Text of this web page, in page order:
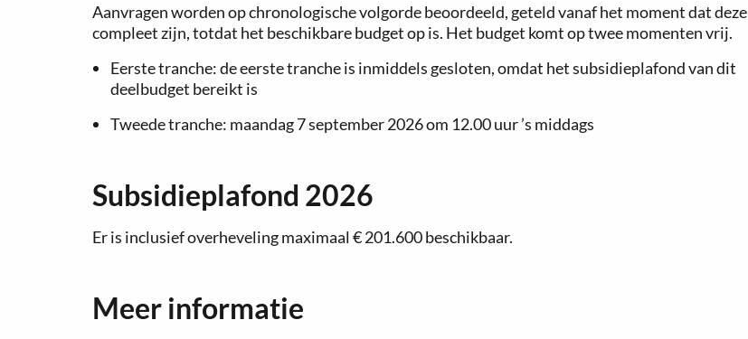
Aanvragen worden op chronologische volgorde beoordeeld, geteld vanaf het moment dat deze
compleet zijn, totdat het beschikbare budget op is. Het budget komt op twee momenten vrij.
Eerste tranche: de eerste tranche is inmiddels gesloten, omdat het subsidieplafond van dit
deelbudget bereikt is
Tweede tranche: maandag 7 september 2026 om 12.00 uur ’s middags
Subsidieplafond 2026
Er is inclusief overheveling maximaal € 201.600 beschikbaar.
Meer informatie